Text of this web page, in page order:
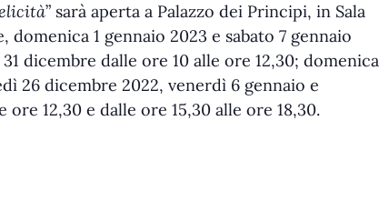
” sarà aperta a Palazzo dei Principi, in Sala
1 gennaio 2023 e sabato 7 gennaio
dicembre dalle ore 10 alle ore 12,30; domenica
26 dicembre 2022, venerdì 6 gennaio e
12,30 e dalle ore 15,30 alle ore 18,30.